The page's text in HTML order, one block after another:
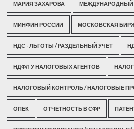
МАРИЯ ЗАХАРОВА
МИНФИН РОССИИ МОСКОВСКАЯ
НДС - ЛЬГОТЫ / РАЗДЕЛЬНЫЙ УЧЕТ
НДФЛ У НАЛОГОВЫХ АГЕНТОВ
НАЛОГОВЫЙ КОНТРОЛЬ / НАЛОГОВЫЕ
ОПЕК ОТЧЕТНОСТЬ В СФР